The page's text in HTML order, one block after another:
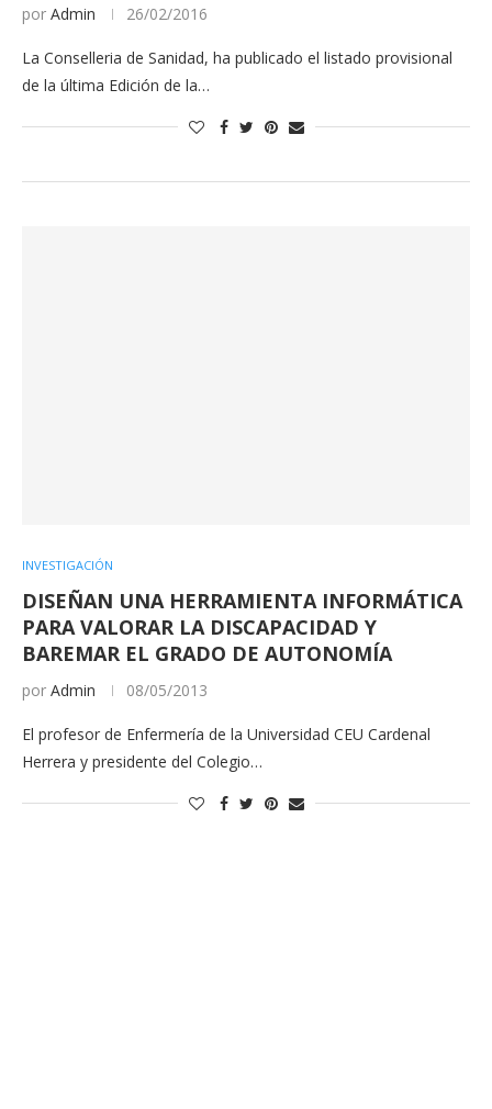
por Admin 26/02/2016
La Conselleria de Sanidad, ha publicado el listado provisional
de la última Edición de la…
INVESTIGACIÓN
DISEÑAN UNA HERRAMIENTA INFORMÁTICA
PARA VALORAR LA DISCAPACIDAD Y
BAREMAR EL GRADO DE AUTONOMÍA
por Admin 08/05/2013
El profesor de Enfermería de la Universidad CEU Cardenal
Herrera y presidente del Colegio…